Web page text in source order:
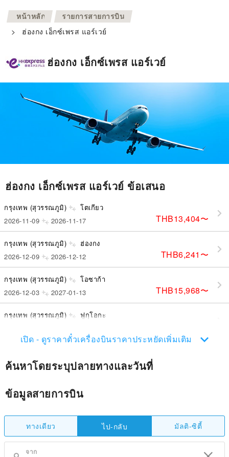
หน้าหลัก >
รายการสายการบิน
>
ฮ่องกง เอ็กซ์เพรส แอร์เวย์
ฮ่องกง เอ็กซ์เพรส แอร์เวย์
ฮ่องกง เอ็กซ์เพรส แอร์เวย์ ข้อเสนอ
กรุงเทพ (สุวรรณภูมิ) โตเกียว
THB13,404〜
2026-11-09 2026-11-17
กรุงเทพ (สุวรรณภูมิ) ฮ่องกง
THB6,241 〜
2026-12-09 2026-12-12
กรุงเทพ (สุวรรณภูมิ) โอซาก้า
THB15,968〜
2026-12-03 2027-01-13
กรุงเทพ (สุวรรณภูมิ) ฟูกุโอกะ
เปิด - ดูราคาตั๋วเครื่องบินราคาประหยัดเพิ่มเติม
ค้นหาโดยระบุปลายทางและวันที่
ข้อมูลสายการบิน
ทางเดียว ไป-กลับ มัลติ-ซิตี้
จาก